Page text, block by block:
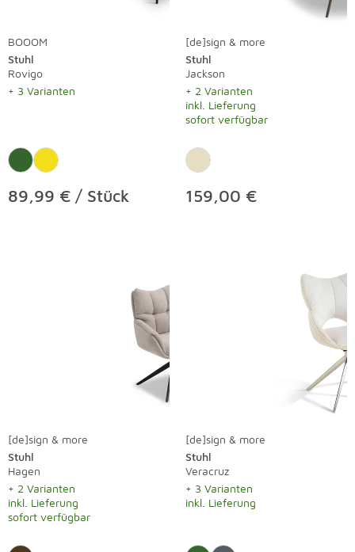
BOOOM
Stuhl
Rovigo
+ 3 Varianten
89,99 € / Stück
[de]sign & more
Stuhl
Jackson
+ 2 Varianten
inkl. Lieferung
sofort verfügbar
159,00 €
[de]sign & more
Stuhl
Hagen
+ 2 Varianten
inkl. Lieferung
sofort verfügbar
[de]sign & more
Stuhl
Veracruz
+ 3 Varianten
inkl. Lieferung